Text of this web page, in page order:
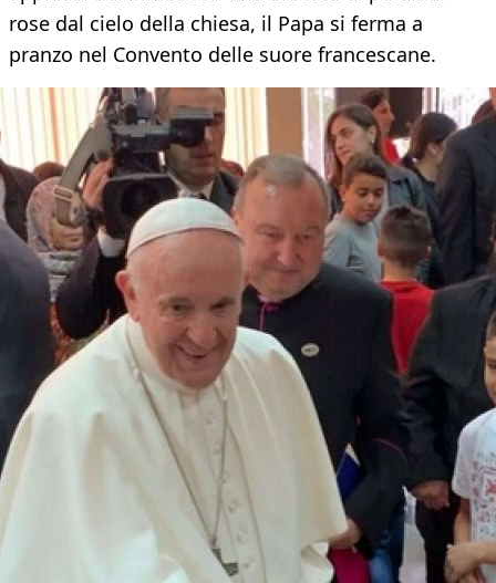
rose dal cielo della chiesa, il Papa si ferma a
pranzo nel Convento delle suore francescane.